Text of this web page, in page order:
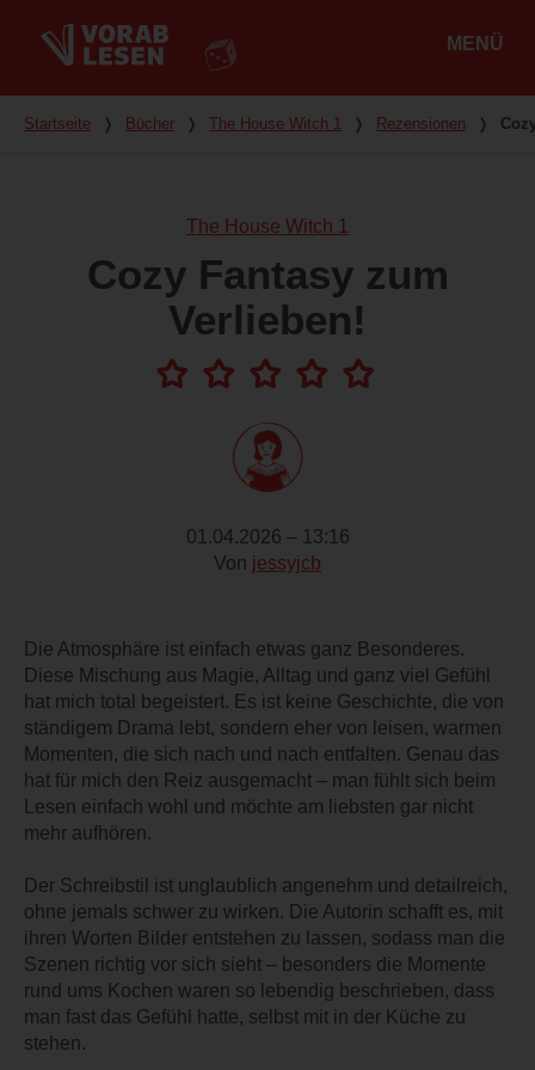
MENÜ
Du bist hier
Startseite ❭ Bücher ❭ The House Witch 1 ❭ Rezensionen ❭
The House Witch 1
Cozy Fantasy zum
Verlieben!
01.04.2026 – 13:16
Von jessyjcb
Die Atmosphäre ist einfach etwas ganz Besonderes.
Diese Mischung aus Magie, Alltag und ganz viel Gefühl
hat mich total begeistert. Es ist keine Geschichte, die von
ständigem Drama lebt, sondern eher von leisen, warmen
Momenten, die sich nach und nach entfalten. Genau das
hat für mich den Reiz ausgemacht – man fühlt sich beim
Lesen einfach wohl und möchte am liebsten gar nicht
mehr aufhören.
Der Schreibstil ist unglaublich angenehm und detailreich,
ohne jemals schwer zu wirken. Die Autorin schafft es, mit
ihren Worten Bilder entstehen zu lassen, sodass man die
Szenen richtig vor sich sieht – besonders die Momente
rund ums Kochen waren so lebendig beschrieben, dass
man fast das Gefühl hatte, selbst mit in der Küche zu
stehen.